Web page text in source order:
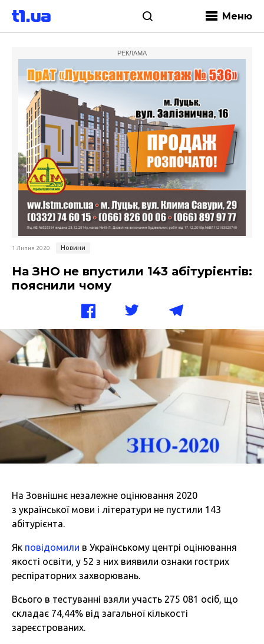
Меню
РЕКЛАМА
1 Липня 2020 Новини
На ЗНО не впустили 143 абітурієнтів:
пояснили чому
На Зовнішнє незалежне оцінювання 2020
з української мови і літератури не пустили 143
абітурієнта.
Як повідомили в Українському центрі оцінювання
якості освіти, у 52 з них виявили ознаки гострих
респіраторних захворювань.
Всього в тестуванні взяли участь 275 081 осіб, що
складає 74,44% від загальної кількості
зареєстрованих.